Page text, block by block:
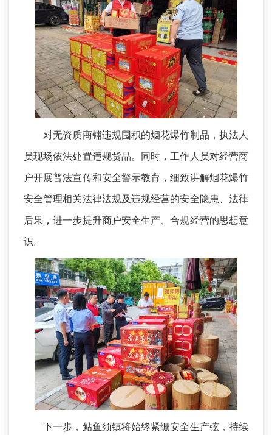
对无资质商铺违规囤积的烟花爆竹制品，执法人
员现场依法处置违规货品。同时，工作人员对经营商
户开展普法宣传和安全警示教育，细致讲解烟花爆竹
安全管理相关法律法规及违规经营的安全隐患、法律
后果，进一步提升商户安全生产、合规经营的思想意
识。
下一步，鲇鱼须镇将始终紧绷安全生产弦，持续